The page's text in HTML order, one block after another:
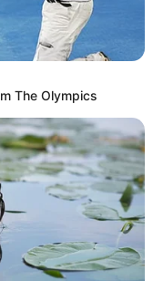
อ วันอาทิตย์ ถึง วัน
ะมีเลขหลักประจำ
คุณ และวันเกิดของ
แล้ว ให้นำเลข 3
รด้วยเลข 7 เศษที่
The Olympics